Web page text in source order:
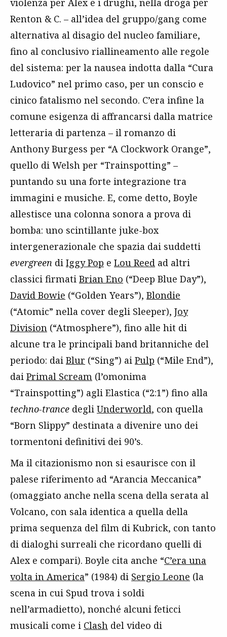
violenza per Alex e i drughi, nella droga per
Renton & C. – all’idea del gruppo/gang come
alternativa al disagio del nucleo familiare,
fino al conclusivo riallineamento alle regole
del sistema: per la nausea indotta dalla “Cura
Ludovico” nel primo caso, per un conscio e
cinico fatalismo nel secondo. C’era infine la
comune esigenza di affrancarsi dalla matrice
letteraria di partenza – il romanzo di
Anthony Burgess per “A Clockwork Orange”,
quello di Welsh per “Trainspotting” –
puntando su una forte integrazione tra
immagini e musiche. E, come detto, Boyle
allestisce una colonna sonora a prova di
bomba: uno scintillante juke-box
intergenerazionale che spazia dai suddetti
evergreen di Iggy Pop e Lou Reed ad altri
classici firmati Brian Eno (“Deep Blue Day”),
David Bowie (“Golden Years”), Blondie
(“Atomic” nella cover degli Sleeper), Joy
Division (“Atmosphere”), fino alle hit di
alcune tra le principali band britanniche del
periodo: dai Blur (“Sing”) ai Pulp (“Mile End”),
dai Primal Scream (l’omonima
“Trainspotting”) agli Elastica (“2:1”) fino alla
techno-trance degli Underworld, con quella
“Born Slippy” destinata a divenire uno dei
tormentoni definitivi dei 90’s.
Ma il citazionismo non si esaurisce con il
palese riferimento ad “Arancia Meccanica”
(omaggiato anche nella scena della serata al
Volcano, con sala identica a quella della
prima sequenza del film di Kubrick, con tanto
di dialoghi surreali che ricordano quelli di
Alex e compari). Boyle cita anche “C’era una
volta in America” (1984) di Sergio Leone (la
scena in cui Spud trova i soldi
nell’armadietto), nonché alcuni feticci
musicali come i Clash del video di